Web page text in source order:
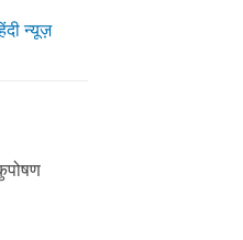
न्यूज़